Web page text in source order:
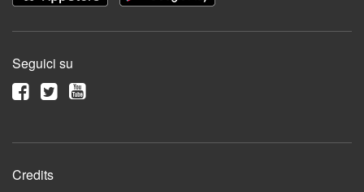
Seguici su
Credits